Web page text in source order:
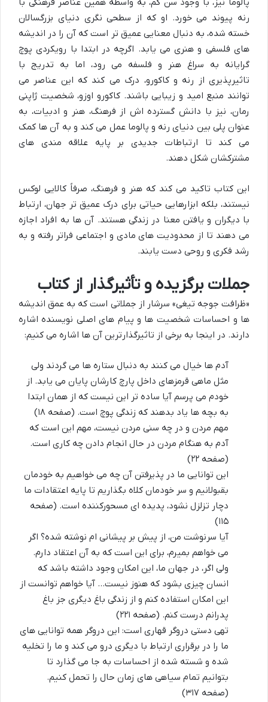
پالوما نیز، با وجود سن کم، به واسطه همین عناصر فرهنگی با
رنه پیوند می خورد. او که از سطحی نگری دنیای بزرگسالان
خسته شده، به دنبال معنایی عمیق تر است که آن را در اندیشه
های فلسفی و هنری می یابد. اگرچه در ابتدا با رویکردی پوچ
گرایانه به سراغ هنر و فلسفه می رود، اما به تدریج با
تاثیرپذیری از رنه و کاکورو، درک می کند که این عناصر می
توانند منبع امید و زیبایی باشند. کاکورو اوزو، شخصیت ژاپنی
رمان، نیز با دانش گسترده اش از فرهنگ، هنر و ادبیات، به
عنوان پلی بین دنیای رنه و پالوما عمل می کند و به آن ها کمک
می کند تا ارتباطات جدیدی بر پایه علاقه مندی های
مشترکشان شکل دهند.
این کتاب تاکید می کند که هنر و فرهنگ، صرفاً کالایی لوکس
نیستند، بلکه ابزارهایی حیاتی برای درک عمیق تر جهان، ارتباط
با دیگران و یافتن معنا در زندگی هستند. آن ها به افراد اجازه
می دهند تا از محدودیت های مادی و اجتماعی فراتر رفته و به
رشد فکری و روحی دست یابند.
جملات برگزیده و تأثیرگذار از کتاب
«ظرافت جوجه تیغی» سرشار از جملاتی است که به عمق اندیشه
ها و احساسات شخصیت ها و پیام های اصلی نویسنده اشاره
دارند. در اینجا به برخی از تاثیرگذارترین آن ها اشاره می کنیم:
آدم ها خیال می کنند به دنبال ستاره ها می گردند ولی
مثل ماهی قرمزهای داخل پارچ کارشان پایان می یابد. از
خودم می پرسم آیا ساده تر این نیست که از همان ابتدا
به بچه ها یاد بدهند که زندگی پوچ است. (صفحه ۱۸)
مهم مردن و در چه سنی مردن نیست، مهم این است که
آدم به هنگام مردن در حال انجام دادن چه کاری است.
(صفحه ۲۲)
این توانایی ما در پذیرفتن آن چه می خواهیم به خودمان
بقبولانیم و سر خودمان کلاه بگذاریم تا پایه اعتقادات ما
دچار تزلزل نشود، پدیده ای مسحورکننده است. (صفحه
۱۱۵)
آیا سرنوشت من، از پیش بر پیشانی ام نوشته شده؟ اگر
می خواهم بمیرم، برای این است که به آن اعتقاد دارم.
ولی اگر، در جهان ما، این امکان وجود داشته باشد که
انسان چیزی بشود که هنوز نیست… آیا خواهم توانست از
این امکان استفاده کنم و از زندگی باغ دیگری جز باغ
پدرانم درست کنم. (صفحه ۲۲۱)
تهی دستی دروگر قهاری است: این دروگر همه توانایی های
ما را در برقراری ارتباط با دیگری درو می کند و ما را تخلیه
شده و شسته شده از احساسات به جا می گذارد تا
بتوانیم تمام سیاهی های زمان حال را تحمل کنیم.
(صفحه ۳۱۷)